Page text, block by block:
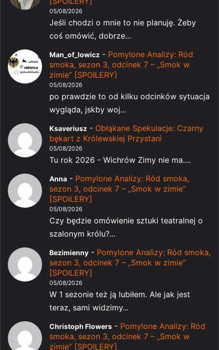
05/08/2026
Jeśli chodzi o mnie to nie planuję. Żeby
coś omówić, dobrze...
Man_of_lowicz - Pomylone Analizy: Ród
smoka, sezon 3, odcinek 7 – „Smok w
zimie” [SPOILERY]
05/08/2026
po prawdzie to od kilku odcinków sytuacja
wygląda, jskby woj...
Ksaveriusz - Obłąkane Spekulacje: Czarny
bękart z Królewskiej Przystani
05/08/2026
Tu rok 2026 - Wichrów Zimy nie ma....
Anna - Pomylone Analizy: Ród smoka,
sezon 3, odcinek 7 – „Smok w zimie”
[SPOILERY]
05/08/2026
Czy będzie omówienie sztuki teatralnej o
szalonym królu?...
Bezimienny - Pomylone Analizy: Ród smoka,
sezon 3, odcinek 7 – „Smok w zimie”
[SPOILERY]
05/08/2026
W 1 sezonie też ją lubiłem. Ale jak jest
teraz, sami widzimy...
Christoph Flowers - Pomylone Analizy: Ród
smoka, sezon 3, odcinek 7 – „Smok w
zimie” [SPOILERY]